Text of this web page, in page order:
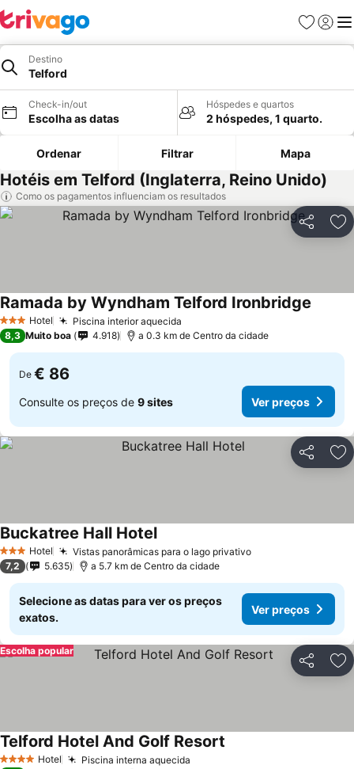
Favoritos
Iniciar
Destino
Telford
Check-in/out
Escolha as datas
Hóspedes e quartos
2 hóspedes, 1 quarto.
Ordenar Filtrar Mapa
Hotéis em Telford (Inglaterra, Reino Unido)
Como os pagamentos influenciam os resultados
Partilhar
3 EstrelasHotel Piscina interior aquecida
Ramada by Wyndham Telford Ironbridge
8,3 Muito boa 4.918 a 0.3 km de Centro da cidade
De € 86
Consulte os preços de 9 sites Ver preços
Partilhar
3 EstrelasHotel Vistas panorâmicas para o lago privativo
Buckatree Hall Hotel
7,2 5.635 a 5.7 km de Centro da cidade
Selecione as datas para ver os preços
exatos.
Ver preços
Partilhar
Escolha popular
4 EstrelasHotel Piscina interna aquecida
Telford Hotel And Golf Resort